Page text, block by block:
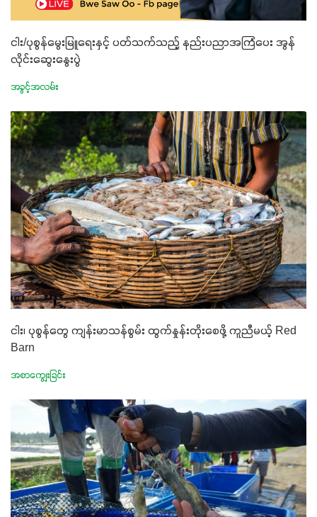
ငါး/ပုစွန်မွေးမြူရေးနှင့် ပတ်သက်သည့် နည်းပညာအကြံပေး အွန်
လိုင်းဆွေးနွေးပွဲ
အခွင့်အလမ်း
ငါး၊ ပုစွန်တွေ ကျန်းမာသန်စွမ်း ထွက်နှုန်းတိုးစေဖို့ ကူညီမယ့် Red
Barn
အစာကျွေးခြင်း